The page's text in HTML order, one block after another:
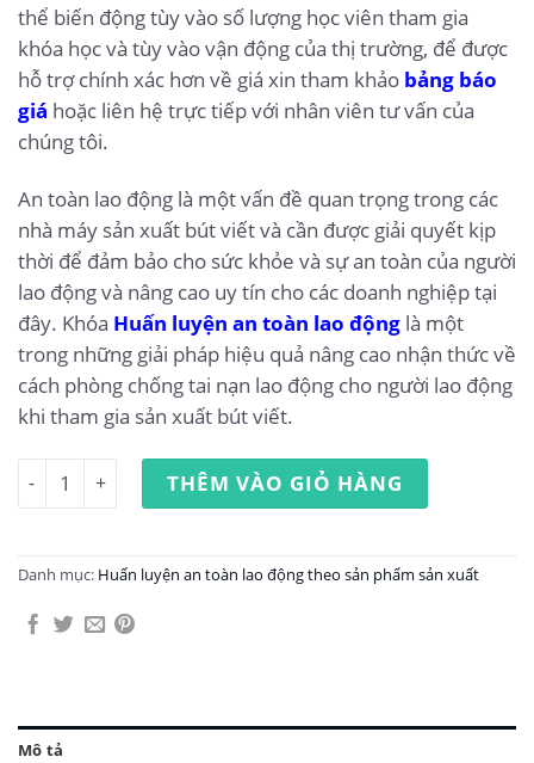
thể biến động tùy vào số lượng học viên tham gia
khóa học và tùy vào vận động của thị trường, để được
hỗ trợ chính xác hơn về giá xin tham khảo bảng báo
giá hoặc liên hệ trực tiếp với nhân viên tư vấn của
chúng tôi.
An toàn lao động là một vấn đề quan trọng trong các
nhà máy sản xuất bút viết và cần được giải quyết kịp
thời để đảm bảo cho sức khỏe và sự an toàn của người
lao động và nâng cao uy tín cho các doanh nghiệp tại
đây. Khóa Huấn luyện an toàn lao động là một
trong những giải pháp hiệu quả nâng cao nhận thức về
cách phòng chống tai nạn lao động cho người lao động
khi tham gia sản xuất bút viết.
Huấn luyện an toàn lao động sản xuất bút viết số lượng
THÊM VÀO GIỎ HÀNG
Danh mục: Huấn luyện an toàn lao động theo sản phẩm sản xuất
Mô tả